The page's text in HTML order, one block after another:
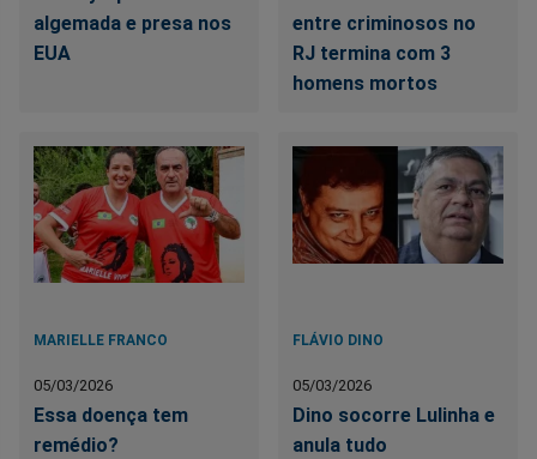
algemada e presa nos
EUA
entre criminosos no
RJ termina com 3
homens mortos
MARIELLE FRANCO
05/03/2026
Essa doença tem
remédio?
FLÁVIO DINO
05/03/2026
Dino socorre Lulinha e
anula tudo